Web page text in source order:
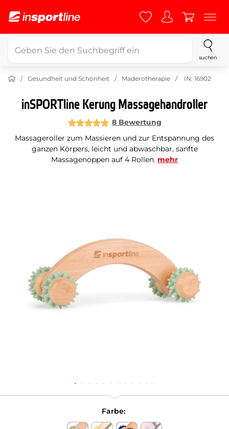
suchen
Gesundheit und Schönheit Maderotherapie IN: 16902
inSPORTline Kerung Massagehandroller
8 Bewertung
Massageroller zum Massieren und zur Entspannung des
ganzen Körpers, leicht und abwaschbar, sanfte
Massagenoppen auf 4 Rollen. mehr
Farbe: